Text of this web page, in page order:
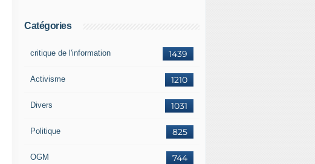
Catégories
1439
critique de l'information
1210
Activisme
1031
Divers
825
Politique
744
OGM